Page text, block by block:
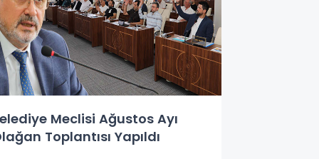
Meclisi Ağustos Ayı
Toplantısı Yapıldı